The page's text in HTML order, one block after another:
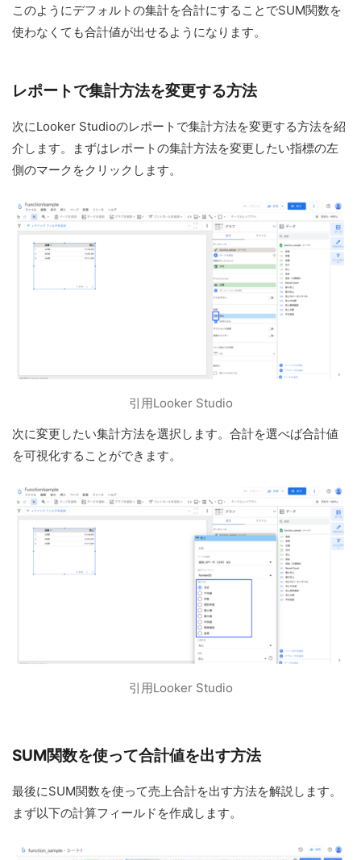
このようにデフォルトの集計を合計にすることでSUM関数を
使わなくても合計値が出せるようになります。
レポートで集計方法を変更する方法
次にLooker Studioのレポートで集計方法を変更する方法を紹
介します。まずはレポートの集計方法を変更したい指標の左
側のマークをクリックします。
引用Looker Studio
次に変更したい集計方法を選択します。合計を選べば合計値
を可視化することができます。
引用Looker Studio
SUM関数を使って合計値を出す方法
最後にSUM関数を使って売上合計を出す方法を解説します。
まず以下の計算フィールドを作成します。